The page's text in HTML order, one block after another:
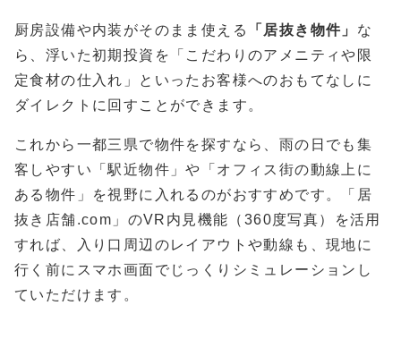
厨房設備や内装がそのまま使える 「居抜き物件」 な
ら、浮いた初期投資を「こだわりのアメニティや限
定食材の仕入れ」といったお客様へのおもてなしに
ダイレクトに回すことができます。
これから一都三県で物件を探すなら、雨の日でも集
客しやすい「駅近物件」や「オフィス街の動線上に
ある物件」を視野に入れるのがおすすめです。「居
抜き店舗.com」のVR内見機能（360度写真）を活用
すれば、入り口周辺のレイアウトや動線も、現地に
行く前にスマホ画面でじっくりシミュレーションし
ていただけます。